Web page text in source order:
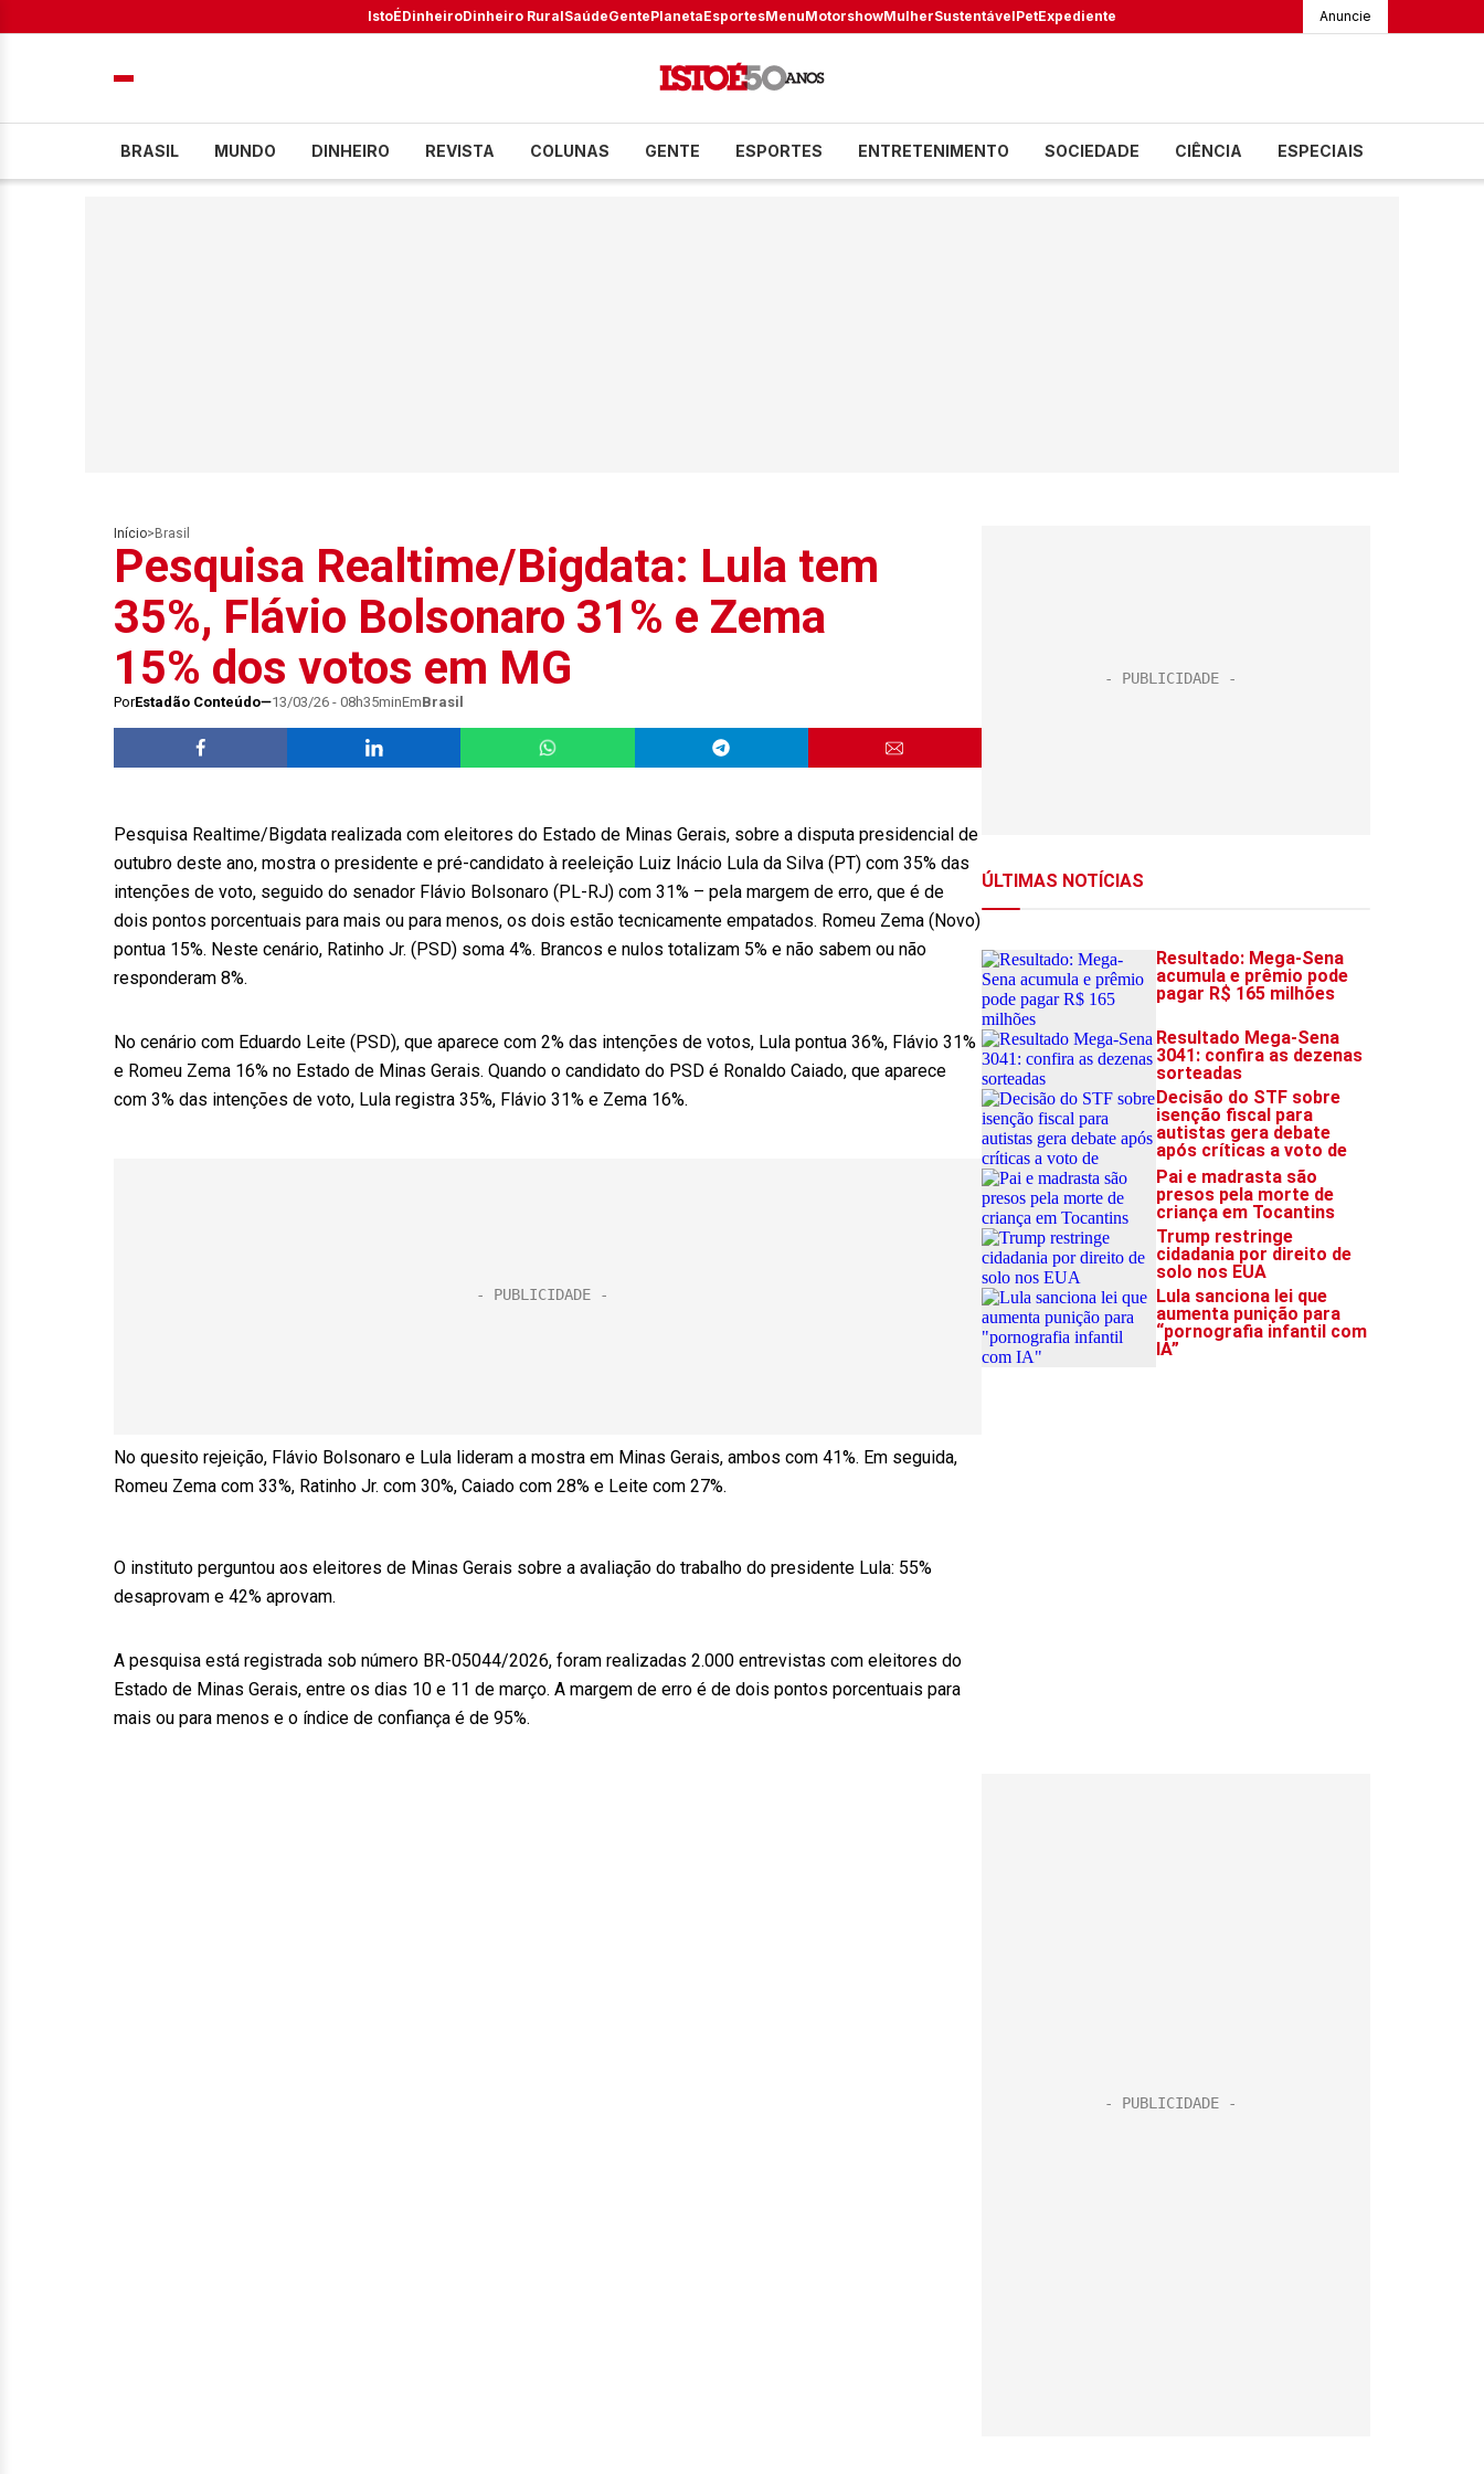
IstoÉDinheiroDinheiro RuralSaúdeGentePlanetaEsportesMenuMotorshowMulherSustentávelPetExpediente Anuncie
BRASIL MUNDO DINHEIRO REVISTA COLUNAS GENTE ESPORTES ENTRETENIMENTO SOCIEDADE CIÊNCIA ESPECIAIS
Início> Brasil
Pesquisa Realtime/Bigdata: Lula tem
35%, Flávio Bolsonaro 31% e Zema
15% dos votos em MG
PorEstadão Conteúdo 13/03/26 - 08h35minEmBrasil
Pesquisa Realtime/Bigdata realizada com eleitores do Estado de Minas Gerais, sobre a disputa presidencial de
outubro deste ano, mostra o presidente e pré-candidato à reeleição Luiz Inácio Lula da Silva (PT) com 35% das
intenções de voto, seguido do senador Flávio Bolsonaro (PL-RJ) com 31% – pela margem de erro, que é de
dois pontos porcentuais para mais ou para menos, os dois estão tecnicamente empatados. Romeu Zema (Novo)
pontua 15%. Neste cenário, Ratinho Jr. (PSD) soma 4%. Brancos e nulos totalizam 5% e não sabem ou não
responderam 8%.
No cenário com Eduardo Leite (PSD), que aparece com 2% das intenções de votos, Lula pontua 36%, Flávio 31%
e Romeu Zema 16% no Estado de Minas Gerais. Quando o candidato do PSD é Ronaldo Caiado, que aparece
com 3% das intenções de voto, Lula registra 35%, Flávio 31% e Zema 16%.
No quesito rejeição, Flávio Bolsonaro e Lula lideram a mostra em Minas Gerais, ambos com 41%. Em seguida,
Romeu Zema com 33%, Ratinho Jr. com 30%, Caiado com 28% e Leite com 27%.
O instituto perguntou aos eleitores de Minas Gerais sobre a avaliação do trabalho do presidente Lula: 55%
desaprovam e 42% aprovam.
A pesquisa está registrada sob número BR-05044/2026, foram realizadas 2.000 entrevistas com eleitores do
Estado de Minas Gerais, entre os dias 10 e 11 de março. A margem de erro é de dois pontos porcentuais para
mais ou para menos e o índice de confiança é de 95%.